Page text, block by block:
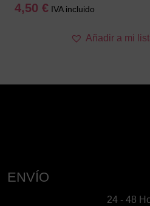
4,50 € IVA incluido
Añadir a mi
ENVÍO
24 - 48